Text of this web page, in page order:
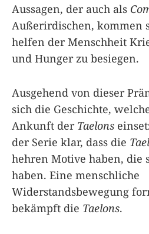
Aussagen, der auch als
Außerirdischen, kommen
helfen der Menschheit
und Hunger zu besiegen.
Ausgehend von dieser
sich die Geschichte,
Ankunft der Taelons
der Serie klar, dass die
hehren Motive haben, die
haben. Eine menschliche
Widerstandsbewegung
bekämpft die Taelons.